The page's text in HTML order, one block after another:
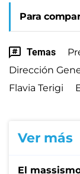
Para
Temas
Dirección
Flavia Terigi
Ver más
El